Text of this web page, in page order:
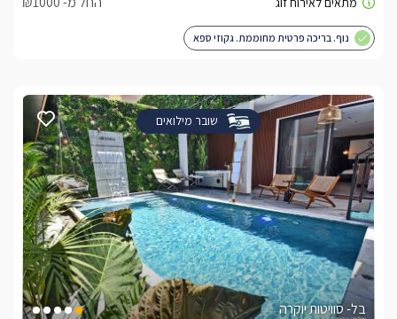
נוף. בריכה פרטית מחוממת. גקוזי ספא
שובר מילואים
בל- סוויטות יוקרה